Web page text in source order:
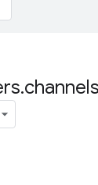
.channels